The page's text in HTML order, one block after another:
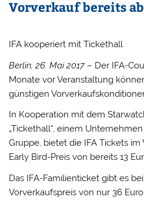
Vorverkauf bereits
IFA kooperiert mit Tickethall
Berlin, 26. Mai 2017– Der IFA-
Monate vor Veranstaltung
günstigen
In Kooperation mit dem
„Tickethall“, einem
Gruppe, bietet die IFA Tickets
Early Bird-Preis von bereits 13
Das IFA-Familienticket gibt es
Vorverkaufspreis von nur 36